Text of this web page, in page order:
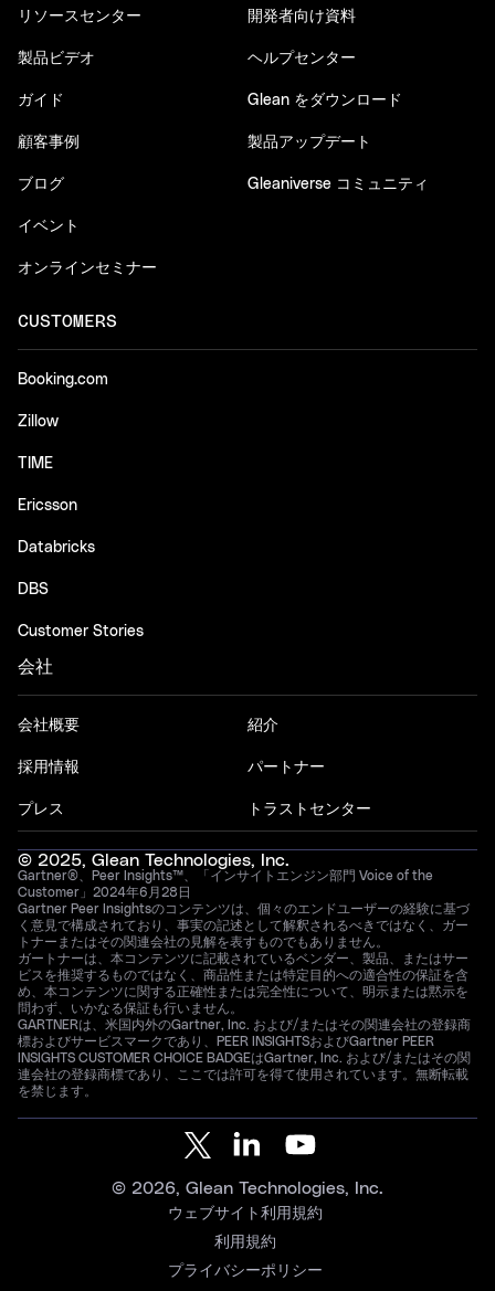
リソースセンター
製品ビデオ
ガイド
顧客事例
ブログ
イベント
オンラインセミナー
開発者向け資料
ヘルプセンター
Glean をダウンロード
製品アップデート
Gleaniverse コミュニティ
CUSTOMERS
Booking.com
Zillow
TIME
Ericsson
Databricks
DBS
Customer Stories
会社
会社概要
採用情報
プレス
紹介
パートナー
トラストセンター
© 2025, Glean Technologies, Inc.
Gartner®、Peer Insights™、「インサイトエンジン部門 Voice of the
Customer」2024年6月28日
Gartner Peer Insightsのコンテンツは、個々のエンドユーザーの経験に基づ
く意見で構成されており、事実の記述として解釈されるべきではなく、ガー
トナーまたはその関連会社の見解を表すものでもありません。
ガートナーは、本コンテンツに記載されているベンダー、製品、またはサー
ビスを推奨するものではなく、商品性または特定目的への適合性の保証を含
め、本コンテンツに関する正確性または完全性について、明示または黙示を
問わず、いかなる保証も行いません。
GARTNERは、米国内外のGartner, Inc. および/またはその関連会社の登録商
標およびサービスマークであり、PEER INSIGHTSおよびGartner PEER
INSIGHTS CUSTOMER CHOICE BADGEはGartner, Inc. および/またはその関
連会社の登録商標であり、ここでは許可を得て使用されています。無断転載
を禁じます。
© 2026, Glean Technologies, Inc.
ウェブサイト利用規約
利用規約
プライバシーポリシー